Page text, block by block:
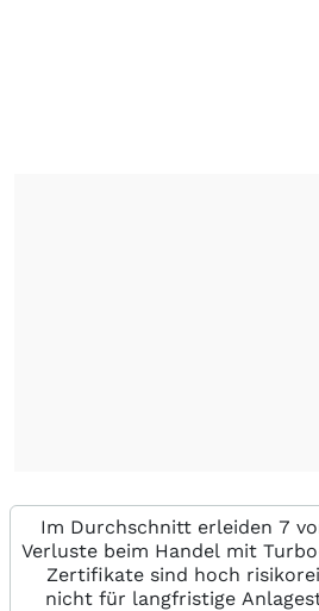
Im Durchschnitt erleiden 7
Verluste beim Handel mit
Zertifikate sind hoch
nicht für langfristige